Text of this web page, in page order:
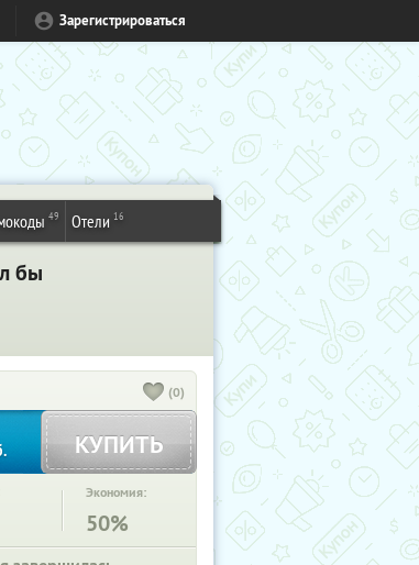
Зарегистрироваться
49 Отели 16
бы
(0)
КУПИТЬ
Экономия:
50%